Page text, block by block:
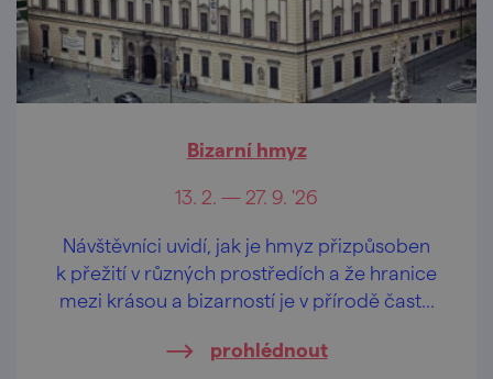
Bizarní hmyz
13. 2. — 27. 9. '26
Návštěvníci uvidí, jak je hmyz přizpůsoben
k přežití v různých prostředích a že hranice
mezi krásou a bizarností je v přírodě často
prohlédnout